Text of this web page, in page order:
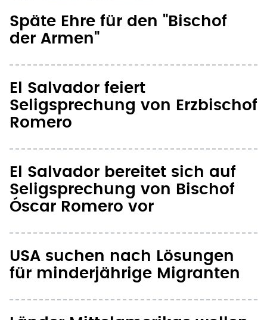
Späte Ehre für den "Bischof
der Armen"
El Salvador feiert
Seligsprechung von Erzbischof
Romero
El Salvador bereitet sich auf
Seligsprechung von Bischof
Óscar Romero vor
USA suchen nach Lösungen
für minderjährige Migranten